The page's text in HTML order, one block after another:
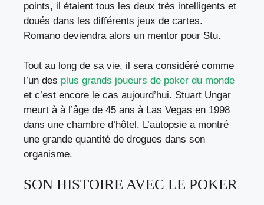
points, il étaient tous les deux très intelligents et
doués dans les différents jeux de cartes.
Romano deviendra alors un mentor pour Stu.
Tout au long de sa vie, il sera considéré comme
l’un des plus grands joueurs de poker du monde
et c’est encore le cas aujourd’hui. Stuart Ungar
meurt à à l’âge de 45 ans à Las Vegas en 1998
dans une chambre d’hôtel. L’autopsie a montré
une grande quantité de drogues dans son
organisme.
SON HISTOIRE AVEC LE POKER